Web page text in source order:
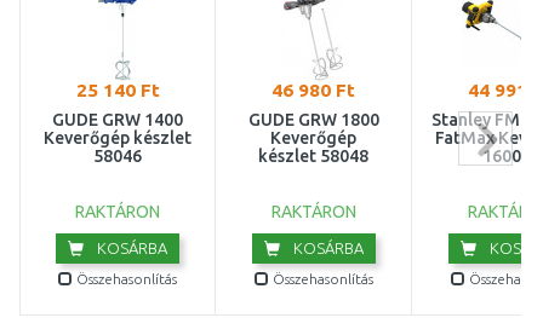
25 140 Ft
GÜDE GRW 1400
Keverőgép készlet
58046
RAKTÁRON
KOSÁRBA
Összehasonlítás
46 980 Ft
GÜDE GRW 1800
Keverőgép
készlet 58048
RAKTÁRON
KOSÁRBA
Összehasonlítás
44 991
Stanley
FatMax
1600W